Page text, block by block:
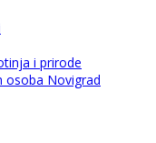
i prirode
osoba Novigrad